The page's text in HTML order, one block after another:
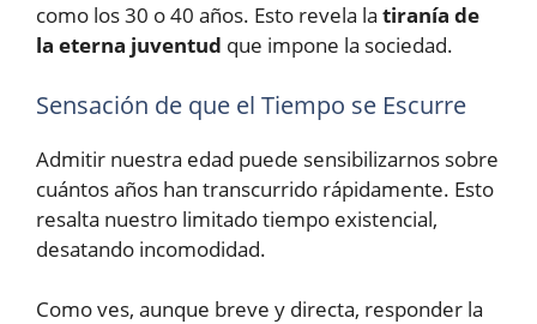
como los 30 o 40 años. Esto revela la tiranía de
la eterna juventud que impone la sociedad.
Sensación de que el Tiempo se Escurre
Admitir nuestra edad puede sensibilizarnos sobre
cuántos años han transcurrido rápidamente. Esto
resalta nuestro limitado tiempo existencial,
desatando incomodidad.
Como ves, aunque breve y directa, responder la